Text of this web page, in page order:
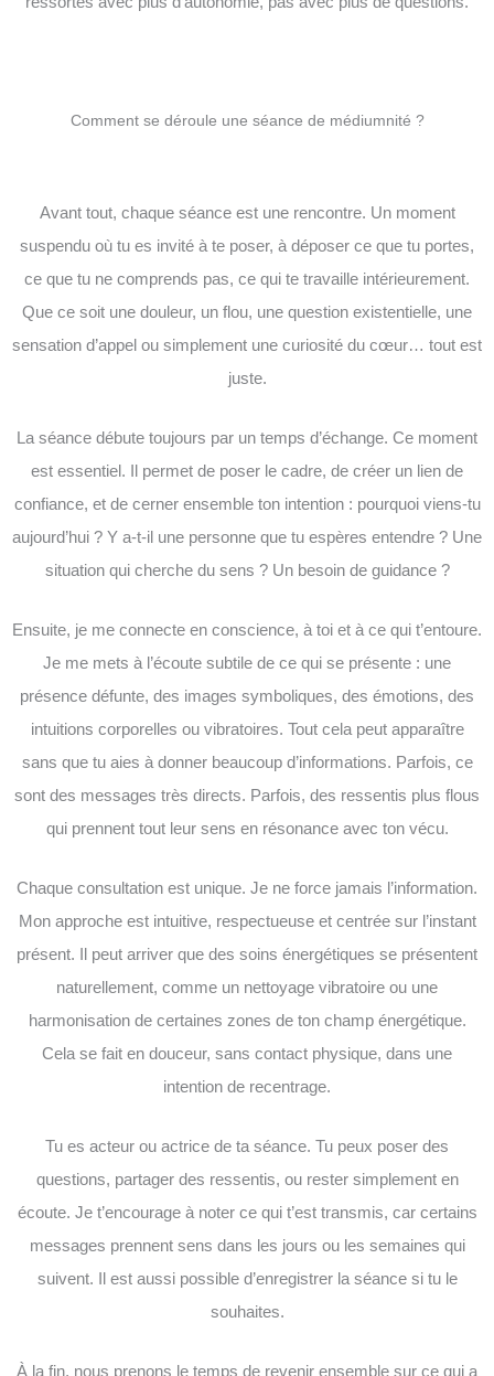
Comment se déroule une séance de médiumnité ?
Avant tout, chaque séance est une rencontre. Un moment
suspendu où tu es invité à te poser, à déposer ce que tu portes,
ce que tu ne comprends pas, ce qui te travaille intérieurement.
Que ce soit une douleur, un flou, une question existentielle, une
sensation d’appel ou simplement une curiosité du cœur… tout est
juste.
La séance débute toujours par un temps d’échange. Ce moment
est essentiel. Il permet de poser le cadre, de créer un lien de
confiance, et de cerner ensemble ton intention : pourquoi viens-tu
aujourd’hui ? Y a-t-il une personne que tu espères entendre ? Une
situation qui cherche du sens ? Un besoin de guidance ?
Ensuite, je me connecte en conscience, à toi et à ce qui t’entoure.
Je me mets à l’écoute subtile de ce qui se présente : une
présence défunte, des images symboliques, des émotions, des
intuitions corporelles ou vibratoires. Tout cela peut apparaître
sans que tu aies à donner beaucoup d’informations. Parfois, ce
sont des messages très directs. Parfois, des ressentis plus flous
qui prennent tout leur sens en résonance avec ton vécu.
Chaque consultation est unique. Je ne force jamais l’information.
Mon approche est intuitive, respectueuse et centrée sur l’instant
présent. Il peut arriver que des soins énergétiques se présentent
naturellement, comme un nettoyage vibratoire ou une
harmonisation de certaines zones de ton champ énergétique.
Cela se fait en douceur, sans contact physique, dans une
intention de recentrage.
Tu es acteur ou actrice de ta séance. Tu peux poser des
questions, partager des ressentis, ou rester simplement en
écoute. Je t’encourage à noter ce qui t’est transmis, car certains
messages prennent sens dans les jours ou les semaines qui
suivent. Il est aussi possible d’enregistrer la séance si tu le
souhaites.
À la fin, nous prenons le temps de revenir ensemble sur ce qui a